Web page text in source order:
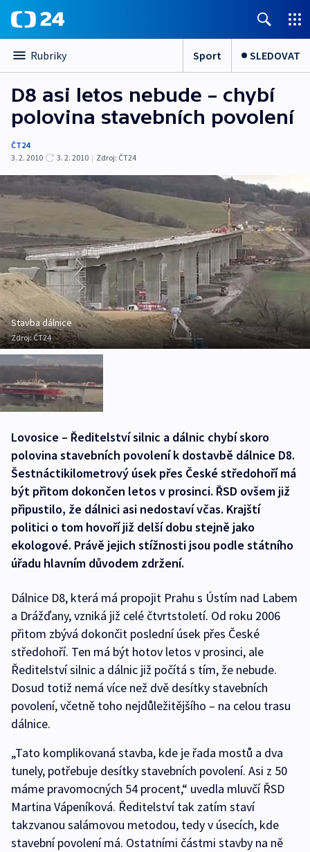
Rubriky Sport SLEDOVAT
D8 asi letos nebude – chybí
polovina stavebních povolení
ČT24
3. 2. 2010
3. 2. 2010 | Zdroj: ČT24
Stavba dálnice
Zdroj:ČT24
Lovosice – Ředitelství silnic a dálnic chybí skoro
polovina stavebních povolení k dostavbě dálnice D8.
Šestnáctikilometrový úsek přes České středohoří má
být přitom dokončen letos v prosinci. ŘSD ovšem již
připustilo, že dálnici asi nedostaví včas. Krajští
politici o tom hovoří již delší dobu stejně jako
ekologové. Právě jejich stížnosti jsou podle státního
úřadu hlavním důvodem zdržení.
Dálnice D8, která má propojit Prahu s Ústím nad Labem
a Drážďany, vzniká již celé čtvrtstoletí. Od roku 2006
přitom zbývá dokončit poslední úsek přes České
středohoří. Ten má být hotov letos v prosinci, ale
Ředitelství silnic a dálnic již počítá s tím, že nebude.
Dosud totiž nemá více než dvě desítky stavebních
povolení, včetně toho nejdůležitějšího – na celou trasu
dálnice.
„Tato komplikovaná stavba, kde je řada mostů a dva
tunely, potřebuje desítky stavebních povolení. Asi z 50
máme pravomocných 54 procent,“ uvedla mluvčí ŘSD
Martina Vápeníková. Ředitelství tak zatím staví
takzvanou salámovou metodou, tedy v úsecích, kde
stavební povolení má. Ostatními částmi stavby na ně